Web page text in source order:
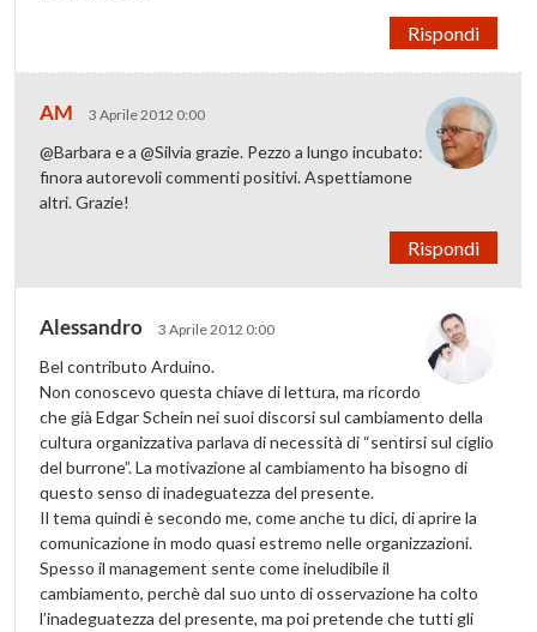
Rispondi
AM 3 Aprile 2012 0:00
@Barbara e a @Silvia grazie. Pezzo a lungo incubato:
finora autorevoli commenti positivi. Aspettiamone
altri. Grazie!
Rispondi
Alessandro 3 Aprile 2012 0:00
Bel contributo Arduino.
Non conoscevo questa chiave di lettura, ma ricordo
che già Edgar Schein nei suoi discorsi sul cambiamento della
cultura organizzativa parlava di necessità di “sentirsi sul ciglio
del burrone”. La motivazione al cambiamento ha bisogno di
questo senso di inadeguatezza del presente.
Il tema quindi è secondo me, come anche tu dici, di aprire la
comunicazione in modo quasi estremo nelle organizzazioni.
Spesso il management sente come ineludibile il
cambiamento, perchè dal suo unto di osservazione ha colto
l’inadeguatezza del presente, ma poi pretende che tutti gli